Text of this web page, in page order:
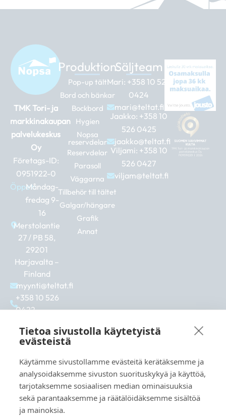
TMK Tori- ja
markkinakaupan
palvelukeskus
Oy
Företags-ID:
0951922-0
Öppet:Måndag-
fredag 9-
16
Merstolantie
27 / PB 58,
29201
Harjavalta –
Finland
myynti@teltat.fi
+358 10 526
0422
a
c
b
o
o
k
n
s
a
g
r
a
m
i
n
e
d
i
n
Produktion
Pop-up tält
Bord och bänkar
Bockbord
Hygien
Nopsa
reservdelar
Reservdelar
Parasoll
Väggarna
Tillbehör till tältet
Galgar/hängare
Grafik
Annat
Säljteam
Mari: +358 10 526
0424
mari@teltat.fi
Jaakko: +358 10
526 0425
jaakko@teltat.fi
Viljami: +358 10
526 0427
viljam@teltat.fi
Se även:
markkina.net
grillikeskus.fi
vaunukeskus.fi
Tietoa sivustolla käytetyistä
evästeistä
Käytämme sivustollamme evästeitä kerätäksemme ja
analysoidaksemme sivuston suorituskykyä ja käyttöä,
tarjotaksemme sosiaalisen median ominaisuuksia
sekä parantaaksemme ja räätälöidäksemme sisältöä
ja mainoksia.